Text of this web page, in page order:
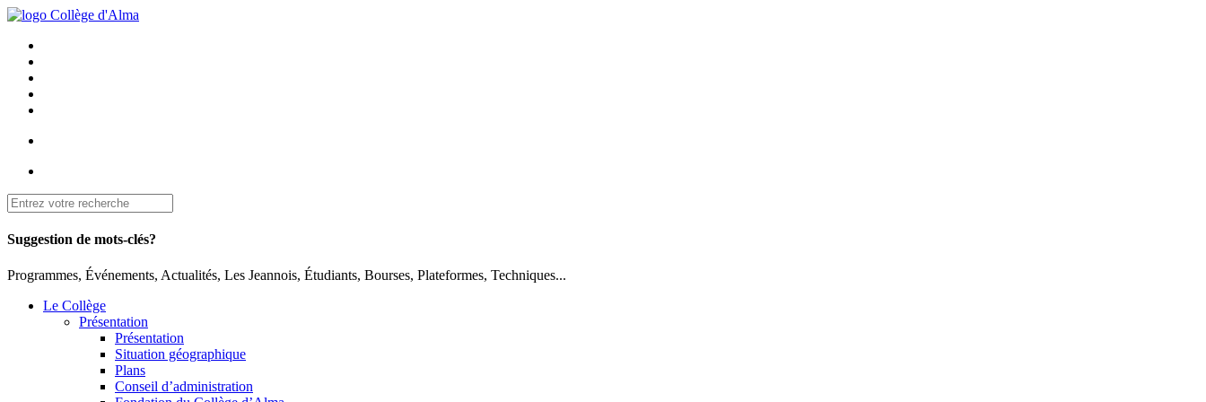
Suggestion de mots-clés?
Programmes, Événements, Actualités, Les Jeannois, Étudiants, Bourses, Plateformes, Techniques...
Le Collège
Présentation
Présentation
Situation géographique
Plans
Conseil d’administration